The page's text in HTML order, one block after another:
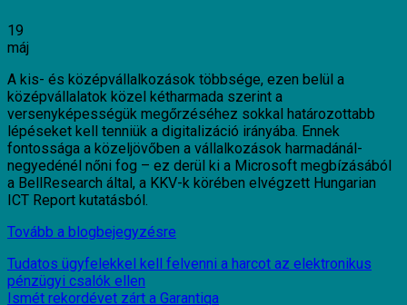
19
máj
A kis- és középvállalkozások többsége, ezen belül a
középvállalatok közel kétharmada szerint a
versenyképességük megőrzéséhez sokkal határozottabb
lépéseket kell tenniük a digitalizáció irányába. Ennek
fontossága a közeljövőben a vállalkozások harmadánál-
negyedénél nőni fog – ez derül ki a Microsoft megbízásából
a BellResearch által, a KKV-k körében elvégzett Hungarian
ICT Report kutatásból.
Tovább a blogbejegyzésre
Tudatos ügyfelekkel kell felvenni a harcot az elektronikus
pénzügyi csalók ellen
Ismét rekordévet zárt a Garantiqa